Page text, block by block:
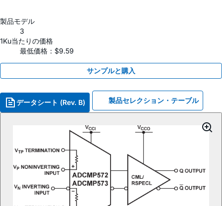
製品モデル
3
1Ku当たりの価格
最低価格：$9.59
サンプルと購入
データシート (Rev. B) 製品セレクション・テーブル